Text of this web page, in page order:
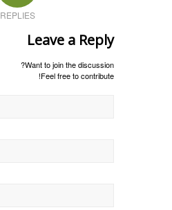
REPLIES
Leave a Reply
Want to join the discussion?
Feel free to contribute!